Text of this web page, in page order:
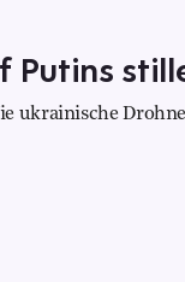
Putins
ukrainische